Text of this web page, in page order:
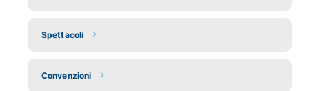
Spettacoli
Convenzioni